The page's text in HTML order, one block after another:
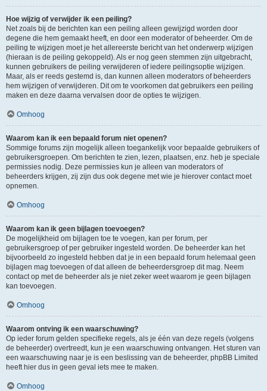
Hoe wijzig of verwijder ik een peiling?
Net zoals bij de berichten kan een peiling alleen gewijzigd worden door
degene die hem gemaakt heeft, en door een moderator of beheerder. Om de
peiling te wijzigen moet je het allereerste bericht van het onderwerp wijzigen
(hieraan is de peiling gekoppeld). Als er nog geen stemmen zijn uitgebracht,
kunnen gebruikers de peiling verwijderen of iedere peilingsoptie wijzigen.
Maar, als er reeds gestemd is, dan kunnen alleen moderators of beheerders
hem wijzigen of verwijderen. Dit om te voorkomen dat gebruikers een peiling
maken en deze daarna vervalsen door de opties te wijzigen.
Omhoog
Waarom kan ik een bepaald forum niet openen?
Sommige forums zijn mogelijk alleen toegankelijk voor bepaalde gebruikers of
gebruikersgroepen. Om berichten te zien, lezen, plaatsen, enz. heb je speciale
permissies nodig. Deze permissies kun je alleen van moderators of
beheerders krijgen, zij zijn dus ook degene met wie je hierover contact moet
opnemen.
Omhoog
Waarom kan ik geen bijlagen toevoegen?
De mogelijkheid om bijlagen toe te voegen, kan per forum, per
gebruikersgroep of per gebruiker ingesteld worden. De beheerder kan het
bijvoorbeeld zo ingesteld hebben dat je in een bepaald forum helemaal geen
bijlagen mag toevoegen of dat alleen de beheerdersgroep dit mag. Neem
contact op met de beheerder als je niet zeker weet waarom je geen bijlagen
kan toevoegen.
Omhoog
Waarom ontving ik een waarschuwing?
Op ieder forum gelden specifieke regels, als je één van deze regels (volgens
de beheerder) overtreedt, kun je een waarschuwing ontvangen. Het sturen van
een waarschuwing naar je is een beslissing van de beheerder, phpBB Limited
heeft hier dus in geen geval iets mee te maken.
Omhoog